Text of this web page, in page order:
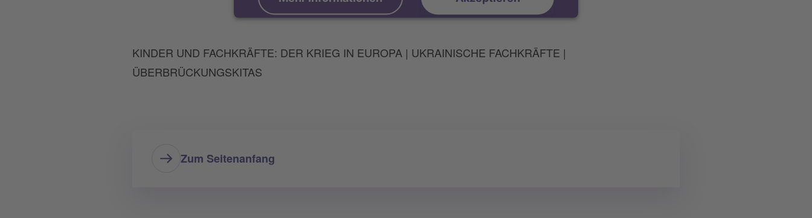
KINDER UND FACHKRÄFTE: DER KRIEG IN EUROPA | UKRAINISCHE FACHKRÄFTE |
ÜBERBRÜCKUNGSKITAS
Zum Seitenanfang